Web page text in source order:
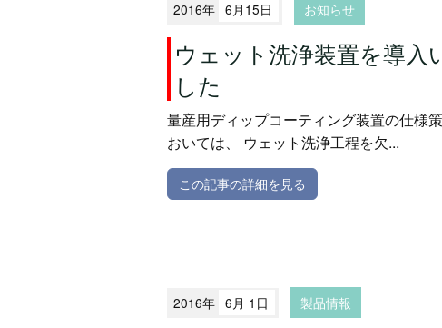
2016年 6月15日 お知らせ
ウェット洗浄装置を導入
した
量産用ディップコーティング装置の仕様
おいては、 ウェット洗浄工程を欠...
この記事の詳細を見る
2016年 6月 1日 製品情報